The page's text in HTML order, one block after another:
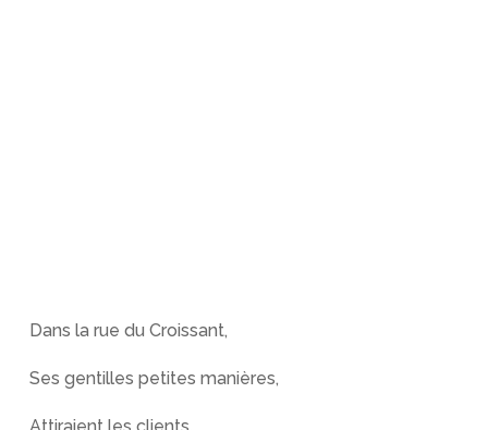
Dans la rue du Croissant,
Ses gentilles petites manières,